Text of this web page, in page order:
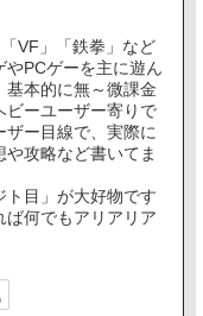
VF」「鉄拳」など
PCゲーを主に遊ん
基本的に無～微課金
ビーユーザー寄りで
ザー目線で、実際に
攻略など書いてま
ト目」が大好物です
ば何でもアリアリア